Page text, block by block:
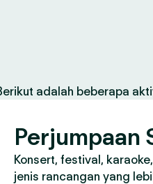
adalah beberapa
Perjumpaan
Konsert, festival,
jenis rancangan yang